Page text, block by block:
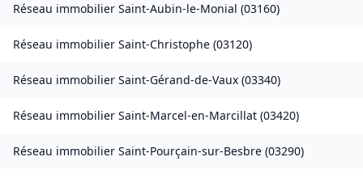
Réseau immobilier Saint-Aubin-le-Monial (03160)
Réseau immobilier Saint-Christophe (03120)
Réseau immobilier Saint-Gérand-de-Vaux (03340)
Réseau immobilier Saint-Marcel-en-Marcillat (03420)
Réseau immobilier Saint-Pourçain-sur-Besbre (03290)